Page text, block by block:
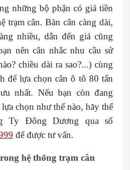
những bộ phận có giá tiền
trạm cân. Bàn cân càng dài,
nhiều, dẫn đến giá cũng
nên cân nhắc nhu cầu sử
chiều dài ra sao?...) cùng
để lựa chọn cân ô tô 80 tấn
nhất. Nếu bạn còn đang
chọn như thế nào, hãy thể
Ty Đông Dương qua số
để được tư vấn.
hệ thống trạm cân